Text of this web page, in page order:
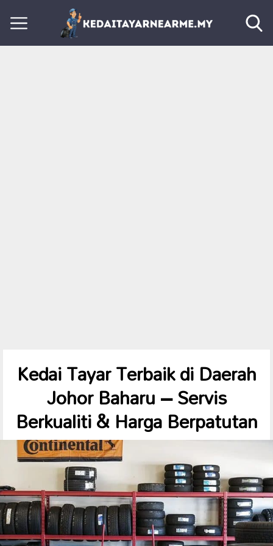
Kedai Tayar Terbaik di Daerah
Johor Baharu – Servis
Berkualiti & Harga Berpatutan